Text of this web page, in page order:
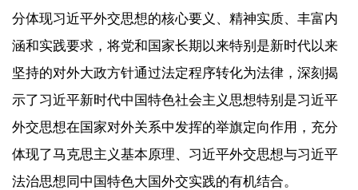
分体现习近平外交思想的核心要义、精神实质、丰富内
涵和实践要求，将党和国家长期以来特别是新时代以来
坚持的对外大政方针通过法定程序转化为法律，深刻揭
示了习近平新时代中国特色社会主义思想特别是习近平
外交思想在国家对外关系中发挥的举旗定向作用，充分
体现了马克思主义基本原理、习近平外交思想与习近平
法治思想同中国特色大国外交实践的有机结合。